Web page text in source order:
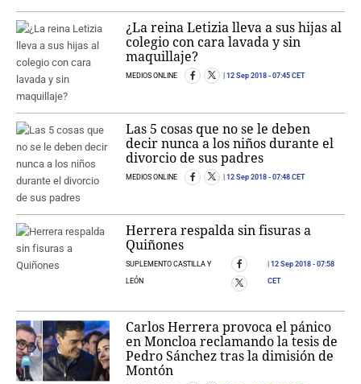
¿La reina Letizia lleva a sus hijas al
colegio con cara lavada y sin
maquillaje?
MEDIOS ONLINE 12 Sep 2018 - 07:45 CET
Las 5 cosas que no se le deben
decir nunca a los niños durante el
divorcio de sus padres
MEDIOS ONLINE 12 Sep 2018 - 07:48 CET
Herrera respalda sin fisuras a
Quiñones
SUPLEMENTO CASTILLA Y
LEÓN
12 Sep 2018 - 07:58
CET
Carlos Herrera provoca el pánico
en Moncloa reclamando la tesis de
Pedro Sánchez tras la dimisión de
Montón